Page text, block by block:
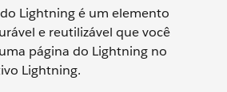
Lightning é um elemento
e reutilizável que você
página do Lightning no
Lightning.